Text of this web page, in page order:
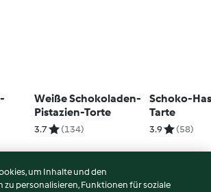
Weiße Schokoladen-
Pistazien-Torte
3.7 (134)
Schoko-
Tarte
3.9 (58)
um Inhalte und den
zu personalisieren, Funktionen für soziale